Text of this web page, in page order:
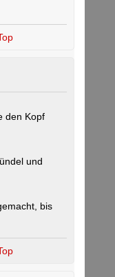
den Kopf
und
bis